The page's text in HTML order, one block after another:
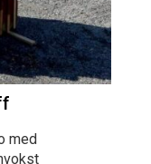
med